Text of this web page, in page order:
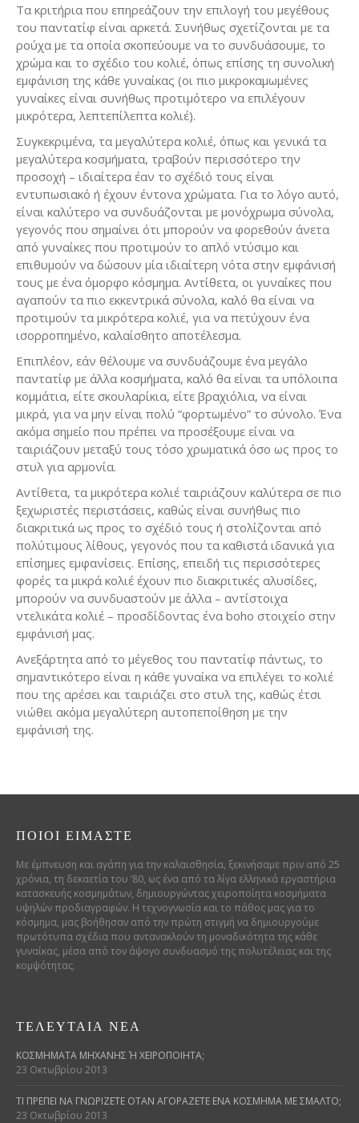
Τα κριτήρια που επηρεάζουν την επιλογή του μεγέθους
του παντατίφ είναι αρκετά. Συνήθως σχετίζονται με τα
ρούχα με τα οποία σκοπεύουμε να το συνδυάσουμε, το
χρώμα και το σχέδιο του κολιέ, όπως επίσης τη συνολική
εμφάνιση της κάθε γυναίκας (οι πιο μικροκαμωμένες
γυναίκες είναι συνήθως προτιμότερο να επιλέγουν
μικρότερα, λεπτεπίλεπτα κολιέ).
Συγκεκριμένα, τα μεγαλύτερα κολιέ, όπως και γενικά τα
μεγαλύτερα κοσμήματα, τραβούν περισσότερο την
προσοχή – ιδιαίτερα έαν το σχέδιό τους είναι
εντυπωσιακό ή έχουν έντονα χρώματα. Για το λόγο αυτό,
είναι καλύτερο να συνδυάζονται με μονόχρωμα σύνολα,
γεγονός που σημαίνει ότι μπορούν να φορεθούν άνετα
από γυναίκες που προτιμούν το απλό ντύσιμο και
επιθυμούν να δώσουν μία ιδιαίτερη νότα στην εμφάνισή
τους με ένα όμορφο κόσμημα. Αντίθετα, οι γυναίκες που
αγαπούν τα πιο εκκεντρικά σύνολα, καλό θα είναι να
προτιμούν τα μικρότερα κολιέ, για να πετύχουν ένα
ισορροπημένο, καλαίσθητο αποτέλεσμα.
Επιπλέον, εάν θέλουμε να συνδυάζουμε ένα μεγάλο
παντατίφ με άλλα κοσμήματα, καλό θα είναι τα υπόλοιπα
κομμάτια, είτε σκουλαρίκια, είτε βραχιόλια, να είναι
μικρά, για να μην είναι πολύ “φορτωμένο” το σύνολο. Ένα
ακόμα σημείο που πρέπει να προσέξουμε είναι να
ταιριάζουν μεταξύ τους τόσο χρωματικά όσο ως προς το
στυλ για αρμονία.
Αντίθετα, τα μικρότερα κολιέ ταιριάζουν καλύτερα σε πιο
ξεχωριστές περιστάσεις, καθώς είναι συνήθως πιο
διακριτικά ως προς το σχέδιό τους ή στολίζονται από
πολύτιμους λίθους, γεγονός που τα καθιστά ιδανικά για
επίσημες εμφανίσεις. Επίσης, επειδή τις περισσότερες
φορές τα μικρά κολιέ έχουν πιο διακριτικές αλυσίδες,
μπορούν να συνδυαστούν με άλλα – αντίστοιχα
ντελικάτα κολιέ – προσδίδοντας ένα boho στοιχείο στην
εμφάνισή μας.
Ανεξάρτητα από το μέγεθος του παντατίφ πάντως, το
σημαντικότερο είναι η κάθε γυναίκα να επιλέγει το κολιέ
που της αρέσει και ταιριάζει στο στυλ της, καθώς έτσι
νιώθει ακόμα μεγαλύτερη αυτοπεποίθηση με την
εμφάνισή της.
ΠΟΙΟΊ ΕΊΜΑΣΤΕ
Με έμπνευση και αγάπη για την καλαισθησία, ξεκινήσαμε πριν από 25
χρόνια, τη δεκαετία του ’80, ως ένα από τα λίγα ελληνικά εργαστήρια
κατασκευής κοσμημάτων, δημιουργώντας χειροποίητα κοσμήματα
υψηλών προδιαγραφών. Η τεχνογνωσία και το πάθος μας για το
κόσμημα, μας βοήθησαν από την πρώτη στιγμή να δημιουργούμε
πρωτότυπα σχέδια που αντανακλούν τη μοναδικότητα της κάθε
γυναίκας, μέσα από τον άψογο συνδυασμό της πολυτέλειας και της
κομψότητας.
ΤΕΛΕΥΤΑΊΑ ΝΈΑ
ΚΟΣΜΉΜΑΤΑ ΜΗΧΑΝΉΣ Ή ΧΕΙΡΟΠΟΊΗΤΑ;
23 Οκτωβρίου 2013
ΤΙ ΠΡΈΠΕΙ ΝΑ ΓΝΩΡΊΖΕΤΕ ΌΤΑΝ ΑΓΟΡΆΖΕΤΕ ΈΝΑ ΚΌΣΜΗΜΑ ΜΕ ΣΜΆΛΤΟ;
23 Οκτωβρίου 2013